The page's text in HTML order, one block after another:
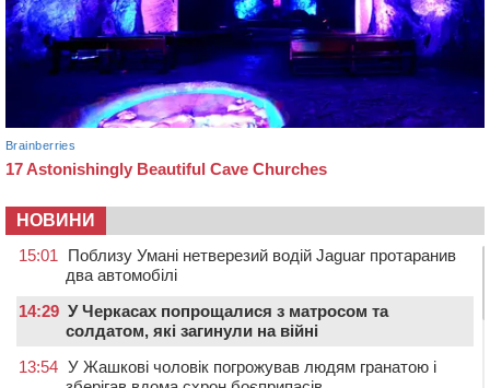
НОВИНИ
15:01
Поблизу Умані нетверезий водій Jaguar протаранив
два автомобілі
14:29 У Черкасах попрощалися з матросом та
солдатом, які загинули на війні
13:54 У Жашкові чоловік погрожував людям гранатою і